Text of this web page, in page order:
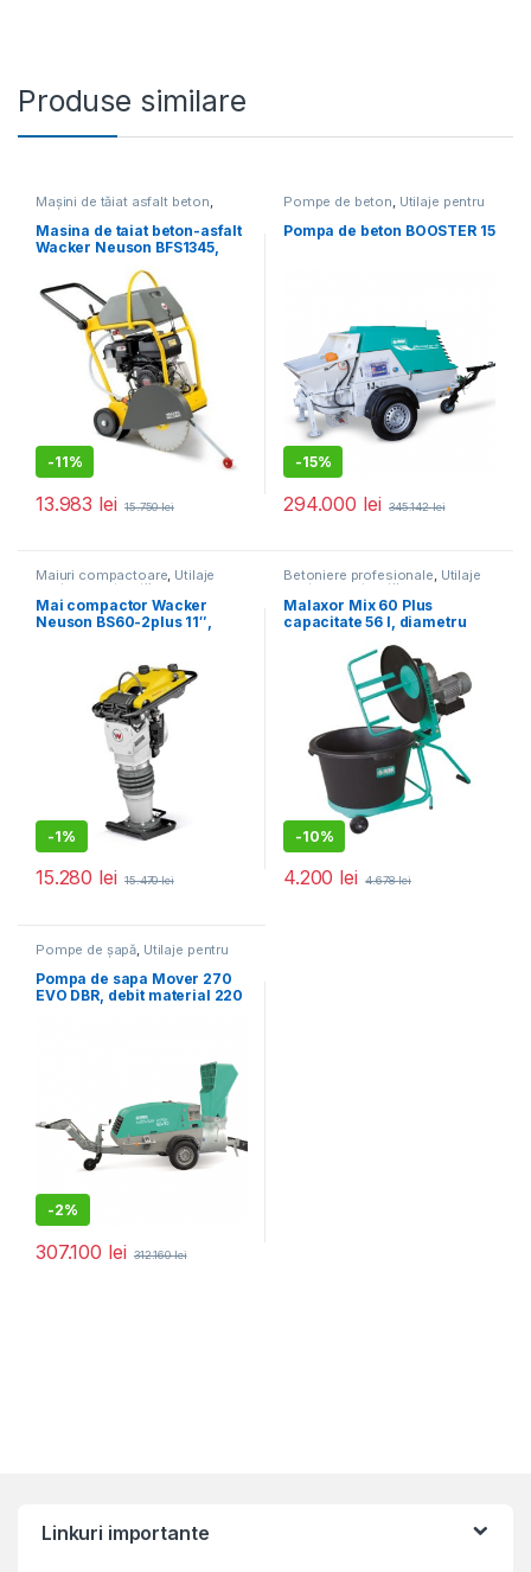
Produse similare
Mașini de tăiat asfalt beton,
Utilaje pentru construcții
Masina de taiat beton-asfalt
Wacker Neuson BFS1345,
-11%
13.983 lei 15.750lei
Pompe de beton, Utilaje pentru
construcții
Pompa de beton BOOSTER 15
-15%
294.000 lei 345.142lei
Maiuri compactoare, Utilaje
pentru construcții
Mai compactor Wacker
Neuson BS60-2plus 11″,
-1%
15.280 lei 15.470lei
Betoniere profesionale, Utilaje
pentru construcții
Malaxor Mix 60 Plus
capacitate 56 l, diametru
-10%
4.200 lei 4.678lei
Pompe de șapă Utilaje pentru
construcții
Pompa de sapa Mover 270
EVO DBR, debit material 220
-2%
307.100 lei 312.160lei
Linkuri importante